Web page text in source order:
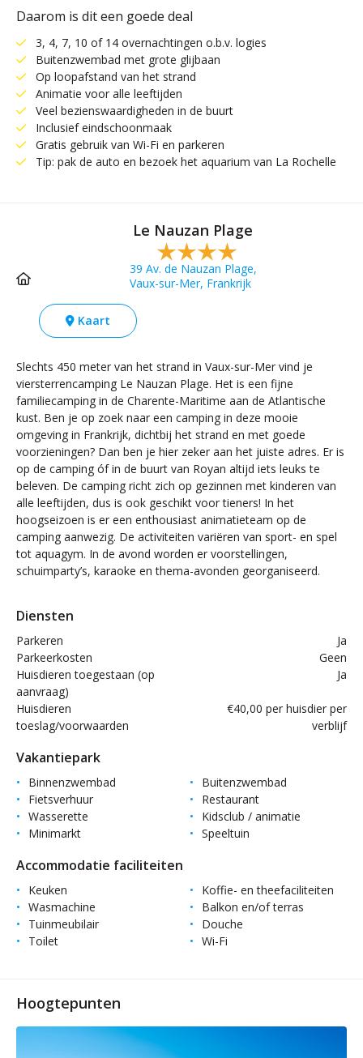
Daarom is dit een goede deal
3, 4, 7, 10 of 14 overnachtingen o.b.v. logies
Buitenzwembad met grote glijbaan
Op loopafstand van het strand
Animatie voor alle leeftijden
Veel bezienswaardigheden in de buurt
Inclusief eindschoonmaak
Gratis gebruik van Wi-Fi en parkeren
Tip: pak de auto en bezoek het aquarium van La Rochelle
Le Nauzan Plage
39 Av. de Nauzan Plage,
Vaux-sur-Mer, Frankrijk
Kaart
Slechts 450 meter van het strand in Vaux-sur-Mer vind je
viersterrencamping Le Nauzan Plage. Het is een fijne
familiecamping in de Charente-Maritime aan de Atlantische
kust. Ben je op zoek naar een camping in deze mooie
omgeving in Frankrijk, dichtbij het strand en met goede
voorzieningen? Dan ben je hier zeker aan het juiste adres. Er is
op de camping óf in de buurt van Royan altijd iets leuks te
beleven. De camping richt zich op gezinnen met kinderen van
alle leeftijden, dus is ook geschikt voor tieners! In het
hoogseizoen is er een enthousiast animatieteam op de
camping aanwezig. De activiteiten variëren van sport- en spel
tot aquagym. In de avond worden er voorstellingen,
schuimparty’s, karaoke en thema-avonden georganiseerd.
Diensten
Parkeren
Ja
Parkeerkosten
Geen
Huisdieren toegestaan (op
aanvraag)
Ja
Huisdieren
toeslag/voorwaarden
€40,00 per huisdier per
verblijf
Vakantiepark
Binnenzwembad
Buitenzwembad
Fietsverhuur
Restaurant
Wasserette
Kidsclub / animatie
Minimarkt
Speeltuin
Accommodatie faciliteiten
Keuken
Koffie- en theefaciliteiten
Wasmachine
Balkon en/of terras
Tuinmeubilair
Douche
Toilet
Wi-Fi
Hoogtepunten